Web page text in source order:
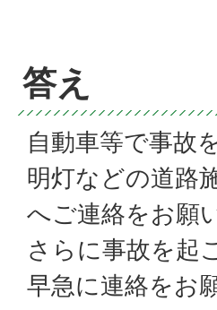
答え
自動車等で事故
明灯などの道路
へご連絡をお願
さらに事故を起
早急に連絡をお